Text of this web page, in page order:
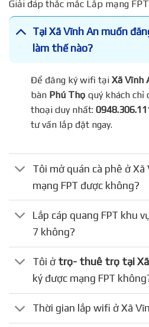
Giải đáp thắc mắc Lắp mạng
Tại Xã Vĩnh An muốn
làm thế nào?
Để đăng ký wifi tạiXã Vĩnh
bànPhú Thọquý khách chỉ
thoại duy nhất:
tư vấn lắp đặt ngay.
Tôi mở quán cà phê ở
mạng FPT được không?
Lắp cáp quang FPT khu
7 không?
Tôi ở trọ- thuê trọ tại Xã
ký được mạng FPT
Thời gian lắp wifi ở Xã